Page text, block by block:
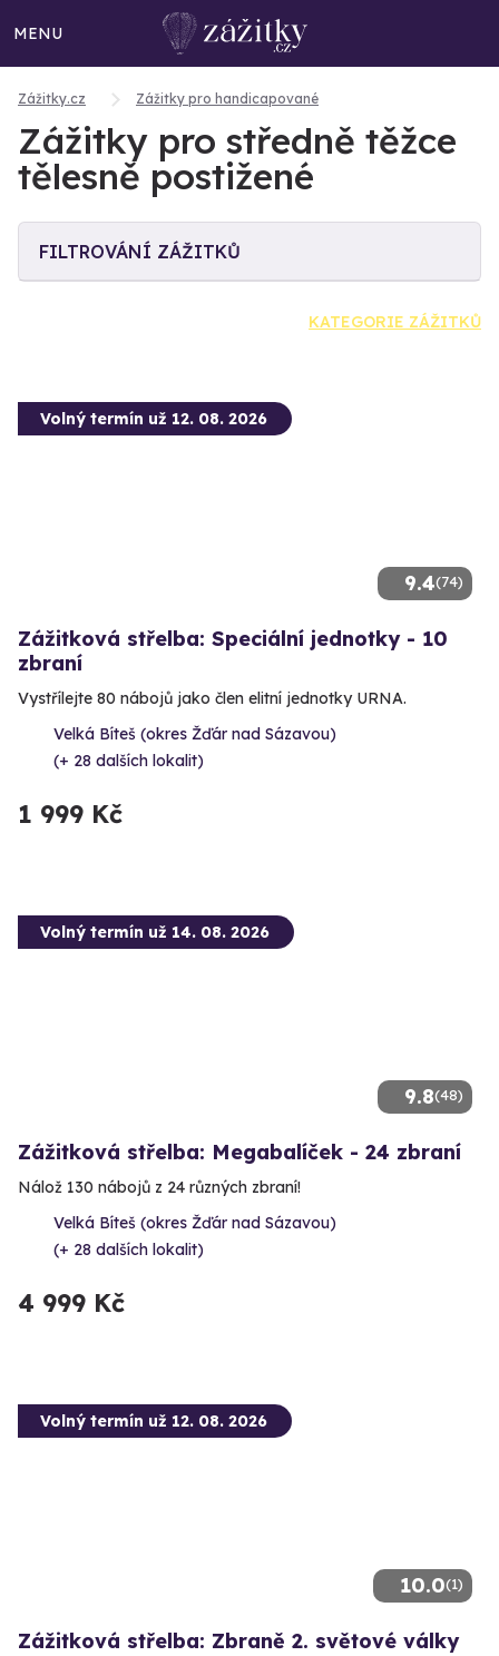
MENU
Zážitky.cz Zážitky pro handicapované
Zážitky pro středně těžce
tělesně postižené
FILTROVÁNÍ ZÁŽITKŮ
KATEGORIE ZÁŽITKŮ
9.4(74)
Volný termín už 12. 08. 2026
Zážitková střelba: Speciální jednotky - 10
zbraní
Vystřílejte 80 nábojů jako člen elitní jednotky URNA.
Velká Bíteš (okres Žďár nad Sázavou)
(+ 28 dalších lokalit)
1 999 Kč
9.8(48)
Volný termín už 14. 08. 2026
Zážitková střelba: Megabalíček - 24 zbraní
Nálož 130 nábojů z 24 různých zbraní!
Velká Bíteš (okres Žďár nad Sázavou)
(+ 28 dalších lokalit)
4 999 Kč
10.0(1)
Volný termín už 12. 08. 2026
Zážitková střelba: Zbraně 2. světové války